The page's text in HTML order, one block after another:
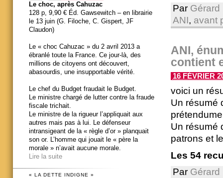
Par Gérard
ANI, avant
ANI,
contient
16 FÉVRIER
voici un
Un résumé
Un résumé
patrons et
Les 54
Par Gérard
Le choc, après Cahuzac
128 p, 9,90 € Éd. Gawsewitch – en librairie
le 13 juin (G. Filoche, C. Gispert, JF
Claudon)
Le « choc Cahuzac » du 2 avril 2013 a
ébranlé toute la France. Ce jour-là, des
millions de citoyens ont découvert,
abasourdis, une insupportable vérité.
Le chef du Budget fraudait le Budget.
Le ministre chargé de lutter contre la fraude
fiscale trichait.
Le ministre de la rigueur l’appliquait aux
autres mais pas à lui. Le défenseur
intransigeant de la « règle d’or » planquait
son or. L’homme qui jouait le « père la
morale » n’avait aucune morale.
Lire la suite
« LA DETTE INDIGNE »